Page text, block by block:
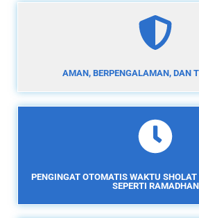
AMAN, BERPENGALAMAN, DAN
PENGINGAT OTOMATIS WAKTU
SEPERTI RAMADHAN